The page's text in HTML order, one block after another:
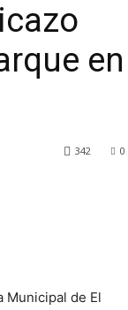
en
0
342
Municipal de El